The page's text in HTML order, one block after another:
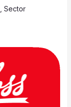
Sector